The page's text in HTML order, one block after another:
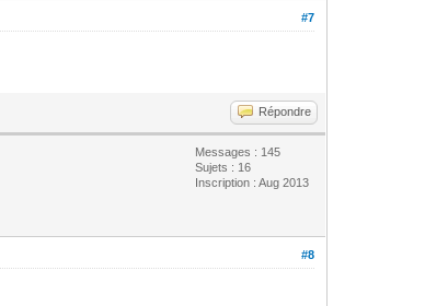
#7
Répondre
Messages : 145
Sujets : 16
Inscription : Aug 2013
#8